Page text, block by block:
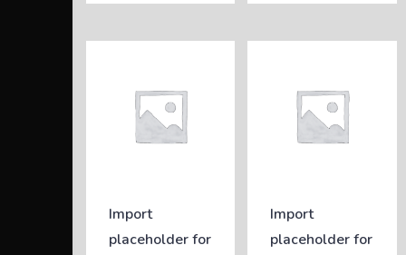
Import
placeholder for
Import
placeholder for